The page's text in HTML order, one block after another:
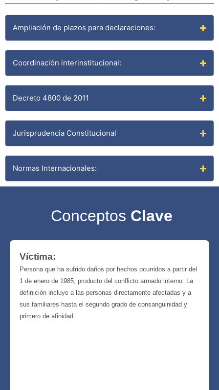
Ampliación de plazos para declaraciones:
Coordinación interinstitucional:
Decreto 4800 de 2011
Jurisprudencia Constitucional
Normas Internacionales:
Conceptos Clave
Víctima:
Persona que ha sufrido daños por hechos ocurridos a partir del
1 de enero de 1985, producto del conflicto armado interno. La
definición incluye a las personas directamente afectadas y a
sus familiares hasta el segundo grado de consanguinidad y
primero de afinidad.